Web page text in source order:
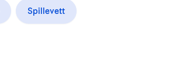
Spillevett